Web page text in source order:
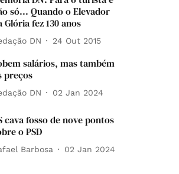
só... Quando o Elevador
Glória fez 130 anos
DN 24 Out 2015
salários, mas também
preços
DN 02 Jan 2024
cava fosso de nove pontos
o PSD
Barbosa 02 Jan 2024